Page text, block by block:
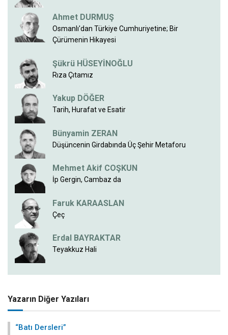
Ahmet DURMUŞ
Osmanlı'dan Türkiye Cumhuriyetine; Bir
Çürümenin Hikayesi
Şükrü HÜSEYİNOĞLU
Rıza Çıtamız
Yakup DÖĞER
Tarih, Hurafat ve Esatir
Bünyamin ZERAN
Düşüncenin Girdabında Üç Şehir Metaforu
Mehmet Akif COŞKUN
İp Gergin, Cambaz da
Faruk KARAASLAN
Çeç
Erdal BAYRAKTAR
Teyakkuz Hali
Yazarın Diğer Yazıları
“Batı Dersleri”